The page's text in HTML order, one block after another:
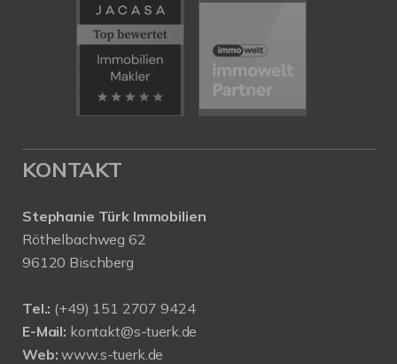
KONTAKT
Stephanie Türk Immobilien
Röthelbachweg 62
96120 Bischberg
Tel.: (+49) 151 2707 9424
E-Mail: kontakt@s-tuerk.de
Web: www.s-tuerk.de